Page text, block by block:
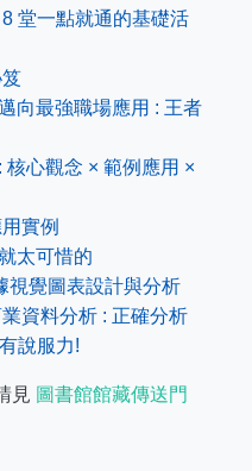
堂一點就通的基礎活
向最強職場應用 : 王者
核心觀念 × 範例應用 ×
實例
太可惜的
視覺圖表設計與分析
資料分析 : 正確分析
說服力!
見 圖書館館藏傳送門